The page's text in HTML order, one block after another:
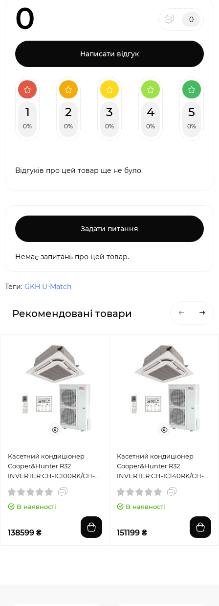
0 0
Написати відгук
1
0%
2
0%
3
0%
4
0%
5
0%
Відгуків про цей товар ще не було.
Задати питання
Немає запитань про цей товар.
Теги: GKH U-Match
Рекомендовані товари
Касетний кондиціонер
Cooper&Hunter R32
INVERTER CH-IC100RK/CH-
В наявності
138599 ₴
Касетний кондиціонер
Cooper&Hunter R32
INVERTER CH-IC140RK/CH-
В наявності
151199 ₴